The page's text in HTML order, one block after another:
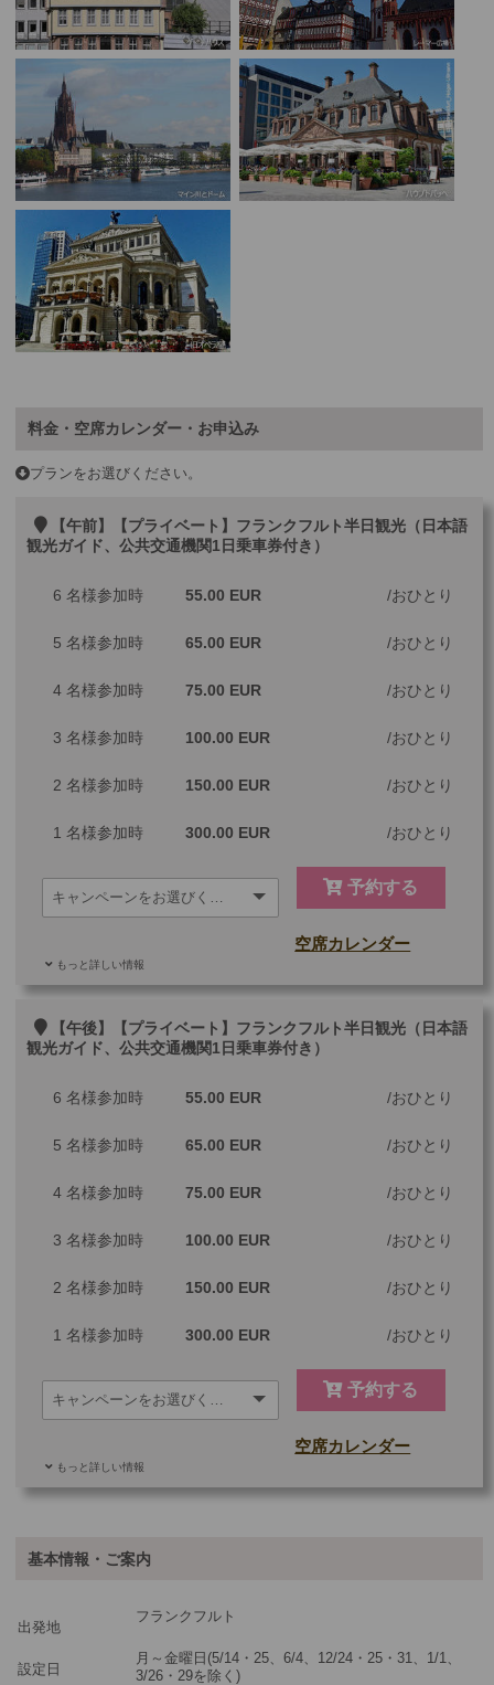
料金・空席カレンダー・お申込み
プランをお選びください。
【午前】【プライベート】フランクフルト半日観光（日本語
観光ガイド、公共交通機関1日乗車券付き）
6 名様参加時 55.00 EUR おひとり
5 名様参加時 65.00 EUR おひとり
4 名様参加時 75.00 EUR おひとり
3 名様参加時 100.00 EUR おひとり
2 名様参加時 150.00 EUR おひとり
1 名様参加時 300.00 EUR おひとり
予約する
もっと詳しい情報
空席カレンダー
その他
※料金：大人・子供2歳以上共通
【午後】【プライベート】フランクフルト半日観光（日本語
観光ガイド、公共交通機関1日乗車券付き）
6 名様参加時 55.00 EUR おひとり
5 名様参加時 65.00 EUR おひとり
4 名様参加時 75.00 EUR おひとり
3 名様参加時 100.00 EUR おひとり
2 名様参加時 150.00 EUR おひとり
1 名様参加時 300.00 EUR おひとり
予約する
もっと詳しい情報
空席カレンダー
ツアーコード
基本情報・ご案内
出発地
フランクフルト
設定日
月～金曜日(5/14・25、6/4、12/24・25・31、1/1、
3/26・29を除く)